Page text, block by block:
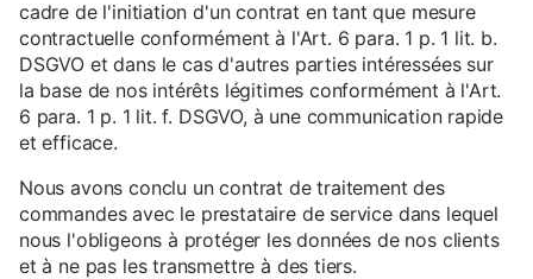
cadre de l'initiation d'un contrat en tant que mesure
contractuelle conformément à l'Art. 6 para. 1 p. 1 lit. b.
DSGVO et dans le cas d'autres parties intéressées sur
la base de nos intérêts légitimes conformément à l'Art.
6 para. 1 p. 1 lit. f. DSGVO, à une communication rapide
et efficace.
Nous avons conclu un contrat de traitement des
commandes avec le prestataire de service dans lequel
nous l'obligeons à protéger les données de nos clients
et à ne pas les transmettre à des tiers.